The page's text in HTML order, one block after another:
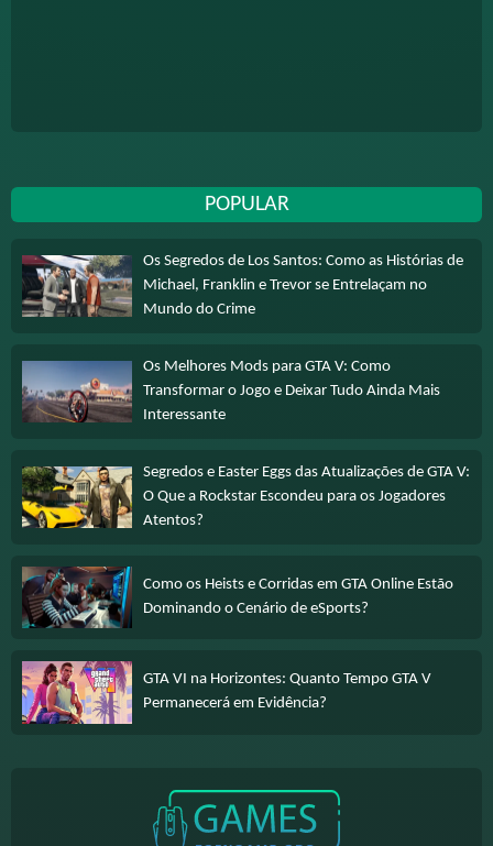
POPULAR
Os Segredos de Los Santos: Como as Histórias de
Michael, Franklin e Trevor se Entrelaçam no
Mundo do Crime
Os Melhores Mods para GTA V: Como
Transformar o Jogo e Deixar Tudo Ainda Mais
Interessante
Segredos e Easter Eggs das Atualizações de GTA V:
O Que a Rockstar Escondeu para os Jogadores
Atentos?
Como os Heists e Corridas em GTA Online Estão
Dominando o Cenário de eSports?
GTA VI na Horizontes: Quanto Tempo GTA V
Permanecerá em Evidência?